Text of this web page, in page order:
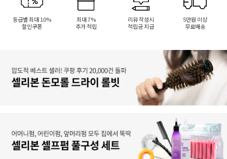
등급별 최대 10%
할인쿠폰
최대 7%
추가 적립
리뷰 작성시
적립금 지급
5만원 이상
무료배송